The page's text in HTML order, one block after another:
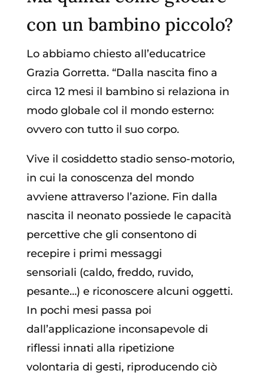
con un bambino piccolo?
Lo abbiamo chiesto all’educatrice
Grazia Gorretta. “Dalla nascita fino a
circa 12 mesi il bambino si relaziona in
modo globale col il mondo esterno:
ovvero con tutto il suo corpo.
Vive il cosiddetto stadio senso-motorio,
in cui la conoscenza del mondo
avviene attraverso l’azione. Fin dalla
nascita il neonato possiede le capacità
percettive che gli consentono di
recepire i primi messaggi
sensoriali (caldo, freddo, ruvido,
pesante…) e riconoscere alcuni oggetti.
In pochi mesi passa poi
dall’applicazione inconsapevole di
riflessi innati alla ripetizione
volontaria di gesti, riproducendo ciò